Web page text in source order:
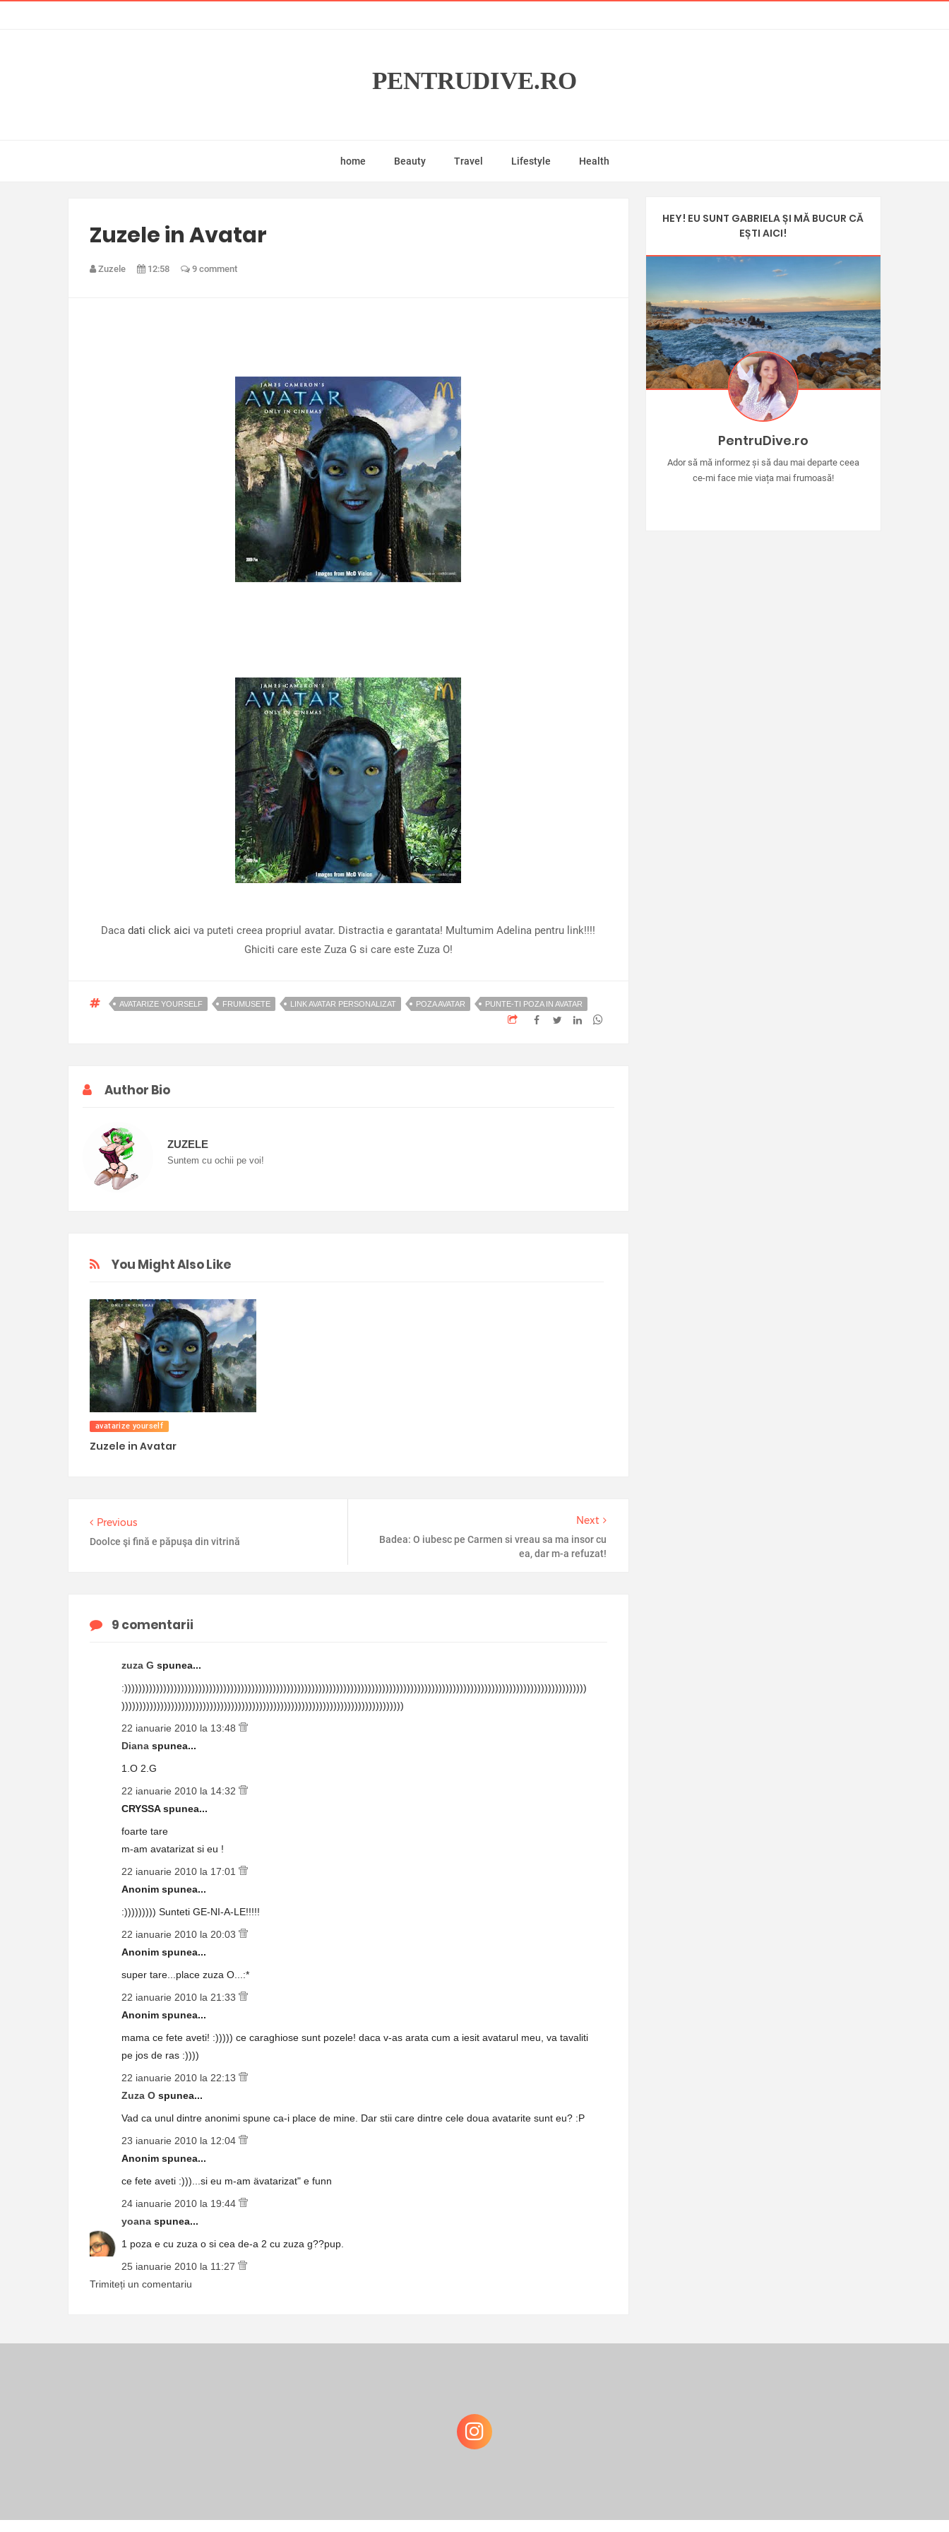
PENTRUDIVE.RO
home Beauty Travel Lifestyle Health
Zuzele in Avatar
Zuzele 12:58 9 comment
Dacadati click aici va puteti creea propriul avatar. Distractia e garantata! Multumim Adelina pentru link!!!!
Ghiciti care este Zuza G si care este Zuza O!
AVATARIZE YOURSELF FRUMUSETE LINK AVATAR PERSONALIZAT POZA AVATAR PUNTE-TI POZA IN AVATAR
Author Bio
ZUZELE
Suntem cu ochii pe voi!
You Might Also Like
avatarize yourself
Zuzele in Avatar
Next
Badea: O iubesc pe Carmen si vreau sa ma insor cu
ea, dar m-a refuzat!
Previous
Doolce şi fină e păpuşa din vitrină
9 comentarii
zuza G spunea...
:)))))))))))))))))))))))))))))))))))))))))))))))))))))))))))))))))))))))))))))))))))))))))))))))))))))))))))))))))))))))))))))))))))
))))))))))))))))))))))))))))))))))))))))))))))))))))))))))))))))))))))))))))))))
22 ianuarie 2010 la 13:48
Diana spunea...
1.O 2.G
22 ianuarie 2010 la 14:32
CRYSSA spunea...
foarte tare
m-am avatarizat si eu !
22 ianuarie 2010 la 17:01
Anonim spunea...
:))))))))) Sunteti GE-NI-A-LE!!!!!
22 ianuarie 2010 la 20:03
Anonim spunea...
super tare...place zuza O...:*
22 ianuarie 2010 la 21:33
Anonim spunea...
mama ce fete aveti! :))))) ce caraghiose sunt pozele! daca v-as arata cum a iesit avatarul meu, va tavaliti
pe jos de ras :))))
22 ianuarie 2010 la 22:13
Zuza O spunea...
Vad ca unul dintre anonimi spune ca-i place de mine. Dar stii care dintre cele doua avatarite sunt eu? :P
23 ianuarie 2010 la 12:04
Anonim spunea...
ce fete aveti :)))...si eu m-am ävatarizat" e funn
24 ianuarie 2010 la 19:44
yoana spunea...
1 poza e cu zuza o si cea de-a 2 cu zuza g??pup.
25 ianuarie 2010 la 11:27
Trimiteți un comentariu
HEY! EU SUNT GABRIELA ȘI MĂ BUCUR CĂ
EȘTI AICI!
PentruDive.ro
Ador să mă informez și să dau mai departe ceea
ce-mi face mie viața mai frumoasă!